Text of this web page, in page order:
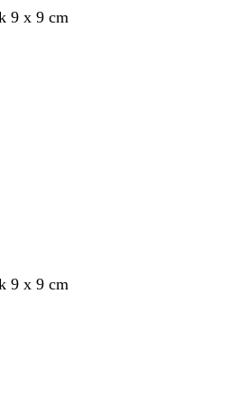
9 x 9 cm
9 x 9 cm